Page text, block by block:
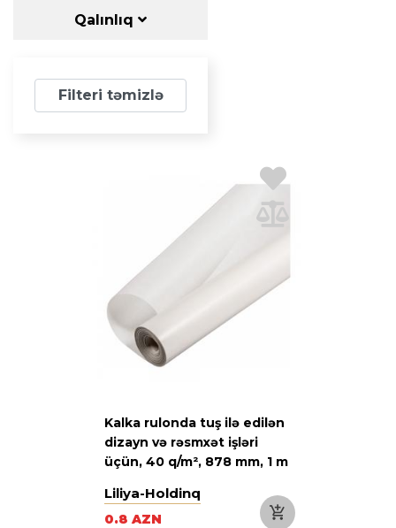
Qalınlıq
Filteri təmizlə
Kalka rulonda tuş ilə edilən
dizayn və rəsmxət işləri
üçün, 40 q/m², 878 mm, 1 m
Liliya-Holdinq
0.8 AZN